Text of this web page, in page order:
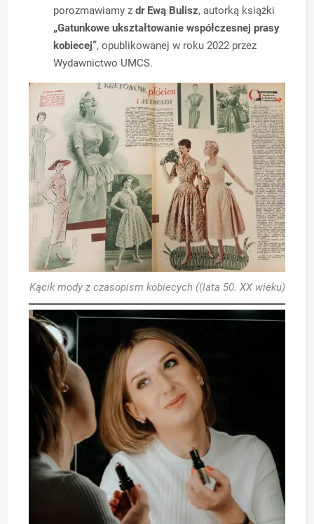
porozmawiamy zdr Ewą Bulisz, autorką książki
„Gatunkowe ukształtowanie współczesnej prasy
kobiecej”, opublikowanej w roku 2022 przez
Wydawnictwo UMCS.
Kącik mody z czasopism kobiecych ((lata 50. XX wieku)